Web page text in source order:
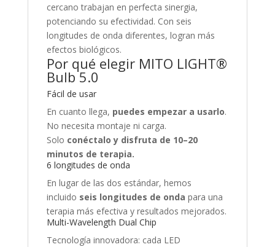
cercano trabajan en perfecta sinergia,
potenciando su efectividad. Con seis
longitudes de onda diferentes, logran más
efectos biológicos.
Por qué elegir MITO LIGHT®
Bulb 5.0
Fácil de usar
En cuanto llega, puedes empezar a usarlo.
No necesita montaje ni carga.
Solo conéctalo y disfruta de 10–20
minutos de terapia.
6 longitudes de onda
En lugar de las dos estándar, hemos
incluido seis longitudes de onda para una
terapia más efectiva y resultados mejorados.
Multi-Wavelength Dual Chip
Tecnología innovadora: cada LED